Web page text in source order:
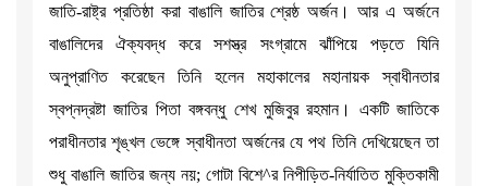
জাতি-রাষ্ট্র প্রতিষ্ঠা করা বাঙালি জাতির শ্রেষ্ঠ অর্জন। আর এ অর্জনে
বাঙালিদের ঐক্যবদ্ধ করে সশস্ত্র সংগ্রামে ঝাঁপিয়ে পড়তে যিনি
অনুপ্রাণিত করেছেন তিনি হলেন মহাকালের মহানায়ক স্বাধীনতার
স্বপ্নদ্রষ্টা জাতির পিতা বঙ্গবন্ধু শেখ মুজিবুর রহমান। একটি জাতিকে
পরাধীনতার শৃঙ্খল ভেঙ্গে স্বাধীনতা অর্জনের যে পথ তিনি দেখিয়েছেন তা
শুধু বাঙালি জাতির জন্য নয়; গোটা বিশে^র নিপীড়িত-নির্যাতিত মুক্তিকামী